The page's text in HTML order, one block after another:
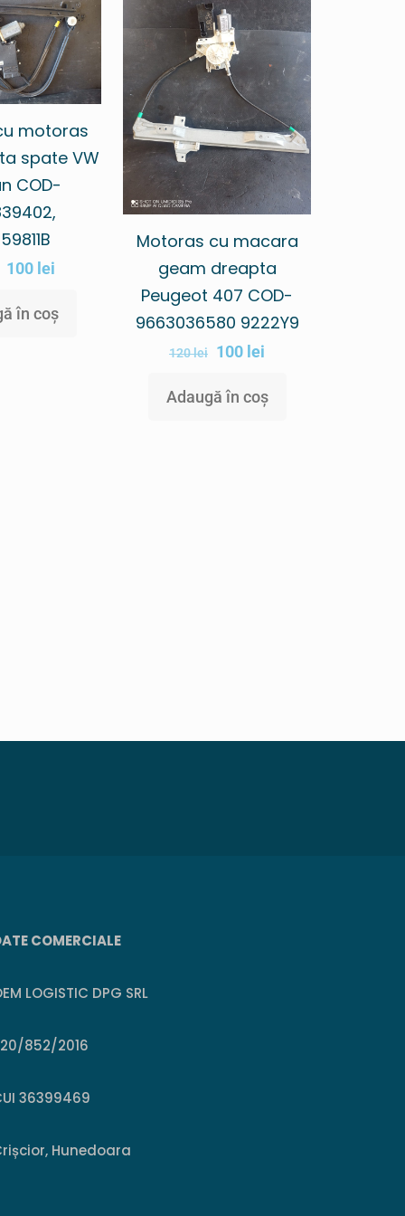
motoras
spate VW
COD-
100 lei
în coș
Motoras cu macara
geam dreapta
Peugeot 407 COD-
9663036580 9222Y9
120lei 100 lei
Adaugă în coș
COMERCIALE
LOGISTIC DPG SRL
852/2016
36399469
Hunedoara